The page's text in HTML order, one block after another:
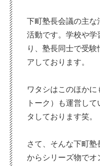
下町塾長会議の主な
活動です。学校や学
り、塾長同士で受
アしております。
ワタシはこのほか
トーク）も運営し
タしております笑。
さて、そんな下町塾
からシリーズ物でオ